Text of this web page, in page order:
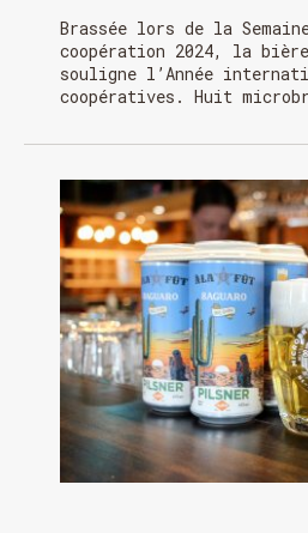
Brassée lors de la
coopération 2024, la bière
souligne l’Année
coopératives. Huit